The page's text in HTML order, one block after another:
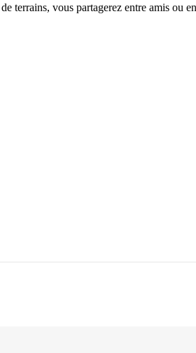
terrains, vous partagerez entre amis ou